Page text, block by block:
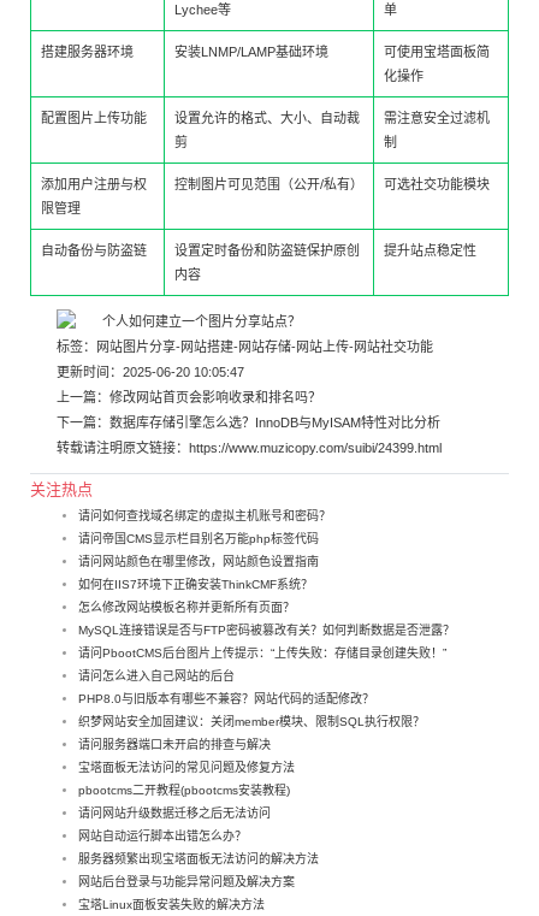
Lychee等
单
搭建服务器环境 安装LNMP/LAMP基础环境
可使用宝塔面板简
化操作
配置图片上传功能
设置允许的格式、大小、自动裁
剪
需注意安全过滤机
制
添加用户注册与权
限管理
控制图片可见范围（公开/私有） 可选社交功能模块
自动备份与防盗链
设置定时备份和防盗链保护原创
内容
提升站点稳定性
标签： 网站图片分享-网站搭建-网站存储-网站上传-网站社交功能
更新时间：2025-06-20 10:05:47
上一篇： 修改网站首页会影响收录和排名吗？
下一篇： 数据库存储引擎怎么选？InnoDB与MyISAM特性对比分析
转载请注明原文链接： https://www.muzicopy.com/suibi/24399.html
关注热点
请问如何查找域名绑定的虚拟主机账号和密码？
请问帝国CMS显示栏目别名万能php标签代码
请问网站颜色在哪里修改，网站颜色设置指南
如何在IIS7环境下正确安装ThinkCMF系统？
怎么修改网站模板名称并更新所有页面？
MySQL连接错误是否与FTP密码被篡改有关？如何判断数据是否泄露？
请问PbootCMS后台图片上传提示：“上传失败：存储目录创建失败！”
请问怎么进入自己网站的后台
PHP8.0与旧版本有哪些不兼容？网站代码的适配修改？
织梦网站安全加固建议：关闭member模块、限制SQL执行权限？
请问服务器端口未开启的排查与解决
宝塔面板无法访问的常见问题及修复方法
pbootcms二开教程(pbootcms安装教程)
请问网站升级数据迁移之后无法访问
网站自动运行脚本出错怎么办？
服务器频繁出现宝塔面板无法访问的解决方法
网站后台登录与功能异常问题及解决方案
宝塔Linux面板安装失败的解决方法